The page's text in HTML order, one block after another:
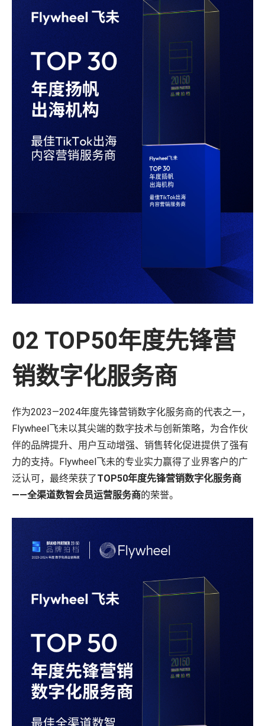
02 TOP50年度先锋营
销数字化服务商
作为2023—2024年度先锋营销数字化服务商的代表之一，
Flywheel飞未以其尖端的数字技术与创新策略，为合作伙
伴的品牌提升、用户互动增强、销售转化促进提供了强有
力的支持。Flywheel飞未的专业实力赢得了业界客户的广
泛认可，最终荣获了TOP50年度先锋营销数字化服务商
——全渠道数智会员运营服务商的荣誉。